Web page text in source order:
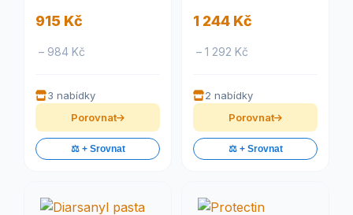
915 Kč
– 984 Kč
3 nabídky
Porovnat
⚖️ + Srovnat
1 244 Kč
– 1 292 Kč
2 nabídky
Porovnat
⚖️ + Srovnat